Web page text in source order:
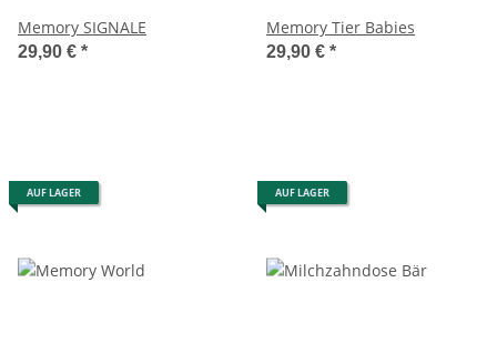
Memory SIGNALE
29,90 € *
Memory Tier Babies
29,90 € *
AUF LAGER AUF LAGER